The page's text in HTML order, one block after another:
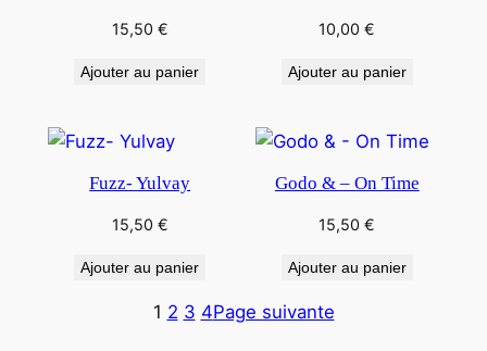
15,50 €
Ajouter au panier
10,00€
Ajouter au panier
Fuzz- Yulvay
15,50 €
Ajouter au panier
Godo & – On Time
15,50€
Ajouter au panier
1 2 3 4Page suivante